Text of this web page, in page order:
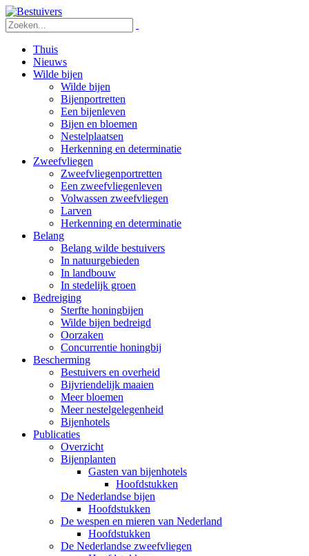
Thuis
Nieuws
Wilde bijen
Wilde bijen
Bijenportretten
Een bijenleven
Bijen en bloemen
Nestelplaatsen
Herkenning en determinatie
Zweefvliegen
Zweefvliegenportretten
Een zweefvliegenleven
Volwassen zweefvliegen
Larven
Herkenning en determinatie
Belang
Belang wilde bestuivers
In natuurgebieden
In landbouw
In stedelijk groen
Bedreiging
Sterfte honingbijen
Wilde bijen bedreigd
Oorzaken
Concurrentie honingbij
Bescherming
Bestuivers en overheid
Bijvriendelijk maaien
Meer bloemen
Meer nestelgelegenheid
Bijenhotels
Publicaties
Overzicht
Bijenplanten
Gasten van bijenhotels
Hoofdstukken
De Nederlandse bijen
Hoofdstukken
De wespen en mieren van Nederland
Hoofdstukken
De Nederlandse zweefvliegen